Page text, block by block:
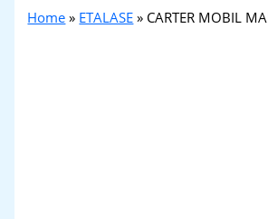
Home » ETALASE » CARTER MOBIL